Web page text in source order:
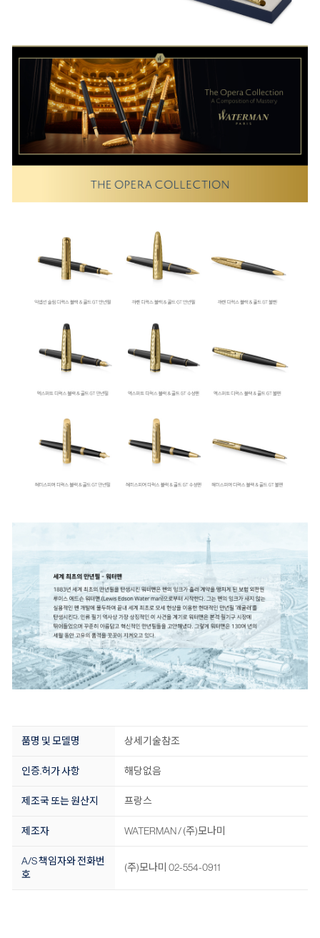
품명 및 모델명 상세기술참조
인증.허가 사항 해당없음
제조국 또는 원산지 프랑스
제조자 WATERMAN / (주)모나미
A/S 책임자와 전화번
호
(주)모나미 02-554-0911